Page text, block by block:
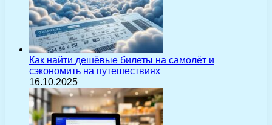
Как найти дешёвые билеты на самолёт и
сэкономить на путешествиях
16.10.2025